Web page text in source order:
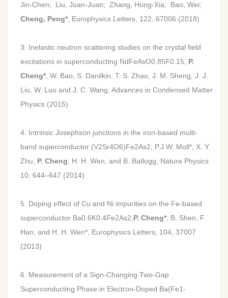
Jin-Chen; Liu, Juan-Juan; Zhang, Hong-Xia; Bao, Wei;
Cheng, Peng* Europhysics Letters, 122, 67006 (2018)
3. Inelastic neutron scattering studies on the crystal field
excitations in superconducting NdFeAsO0.85F0.15, P.
Cheng* , W. Bao, S. Danilkin, T. S. Zhao, J. M. Sheng, J. J.
Liu, W. Luo and J. C. Wang, Advances in Condensed Matter
Physics (2015)
4. Intrinsic Josephson junctions in the iron-based multi-
band superconductor (V2Sr4O6)Fe2As2, P.J.W. Moll*, X. Y.
Zhu, P. Cheng , H. H. Wen, and B. Batlogg, Nature Physics
10, 644–647 (2014)
5. Doping effect of Cu and Ni impurities on the Fe-based
superconductor Ba0.6K0.4Fe2As2, P. Cheng* , B. Shen, F.
Han, and H. H. Wen*, Europhysics Letters, 104, 37007
(2013)
6. Measurement of a Sign-Changing Two-Gap
Superconducting Phase in Electron-Doped Ba(Fe1-